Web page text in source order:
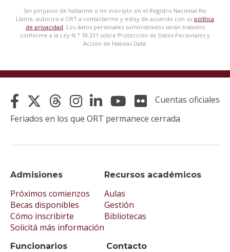
Sin perjuicio de hallarme o no inscripto en el Registro Nacional No
Llame, autorizo a ORT a contactarme y estoy de acuerdo con su política
de privacidad . Los datos personales suministrados serán tratados
conforme a la Ley N.° 18.331 sobre Protección de Datos Personales y
Acción de Habeas Data.
Admisiones
Próximos comienzos
Becas disponibles
Cómo inscribirte
Solicitá más información
Recursos académicos
Aulas
Gestión
Bibliotecas
Funcionarios Contacto
Cuentas oficiales
Feriados en los que ORT permanece cerrada